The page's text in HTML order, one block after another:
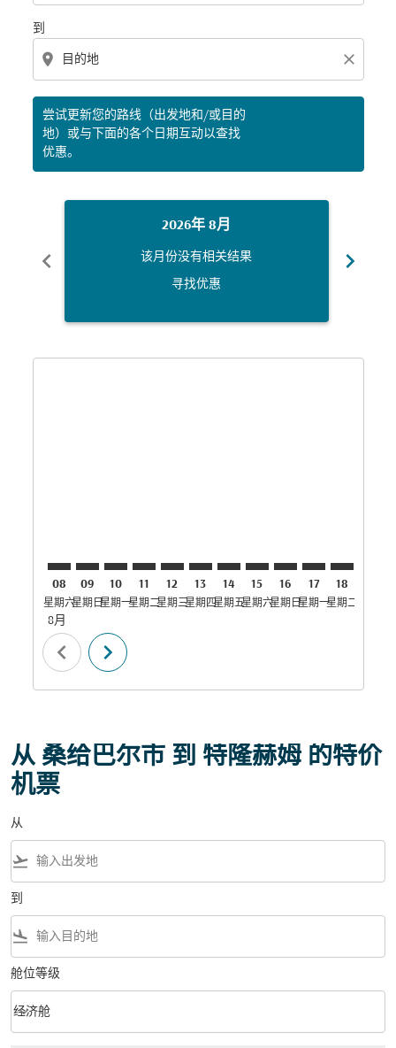
到
location_on close
尝试更新您的路线（出发地和/或目的
地）或与下面的各个日期互动以查找
优惠。
chevron_left
2026年 8月
该月份没有相关结果
寻找优惠
chevron_right
08
星期六
8月
09
星期日
10
星期一
11
星期二
12
星期三
13
星期四
14
星期五
15
星期六
16
星期日
17
星期一
18
星期二星期三
chevron_left chevron_right
从 桑给巴尔市 到 特隆赫姆 的特价
机票
从
flight_takeoff
到
flight_land
舱位等级
舱位等级 option 经济舱 Selected
经济舱
keyboard_arrow_down